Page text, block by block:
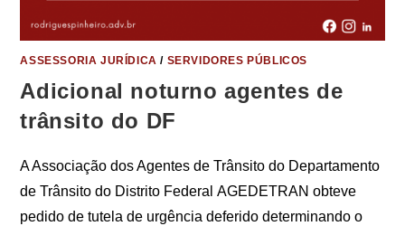
ASSESSORIA JURÍDICA / SERVIDORES PÚBLICOS
Adicional noturno agentes de
trânsito do DF
A Associação dos Agentes de Trânsito do Departamento
de Trânsito do Distrito Federal AGEDETRAN obteve
pedido de tutela de urgência deferido determinando o